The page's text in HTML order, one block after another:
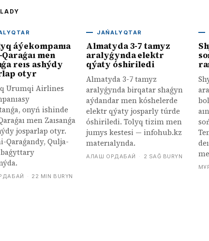
áýekompanıa
men
reıs ashýdy
otyr
Urumqi Airlines
onyń ishinde
men Zaısanǵa
josparlap otyr.
Qaraǵandy, Qulja-
· 22 MIN BURYN
JAŃALYQTAR
Almatyda 3-7 tamyz
aralyǵynda elektr
qýaty óshiriledi
Almatyda 3-7 tamyz
aralyǵynda birqatar shaǵyn
aýdandar men kóshelerde
elektr qýaty josparly túrde
óshiriledi. Tolyq tizim men
jumys kestesi — infohub.kz
materıalynda.
АЛАШ ОРДАБАЙ · 2 SAĞ BURYN